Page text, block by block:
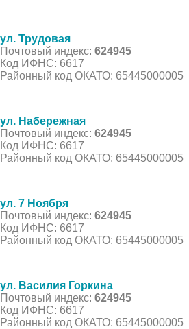
ул. Трудовая
Почтовый индекс: 624945
Код ИФНС: 6617
Районный код ОКАТО: 65445000005
ул. Набережная
Почтовый индекс: 624945
Код ИФНС: 6617
Районный код ОКАТО: 65445000005
ул. 7 Ноября
Почтовый индекс: 624945
Код ИФНС: 6617
Районный код ОКАТО: 65445000005
ул. Василия Горкина
Почтовый индекс: 624945
Код ИФНС: 6617
Районный код ОКАТО: 65445000005